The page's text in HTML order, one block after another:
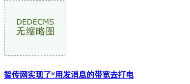
智传网实现了“用发消息的带宽去打电